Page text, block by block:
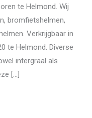
te Helmond. Wij
bromfietshelmen,
Verkrijgbaar in
te Helmond. Diverse
intergraal als
[…]